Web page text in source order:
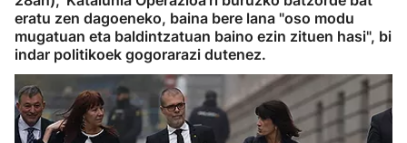
eratu zen dagoeneko, baina bere lana "oso modu
mugatuan eta baldintzatuan baino ezin zituen hasi", bi
indar politikoek gogorarazi dutenez.